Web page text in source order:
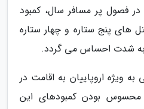
در فصول پر مسافر سال، کمبود
های پنج ستاره و چهار ستاره
شدت احساس می گردد.
ویژه اروپاییان به اقامت در
بودن کمبودهای این